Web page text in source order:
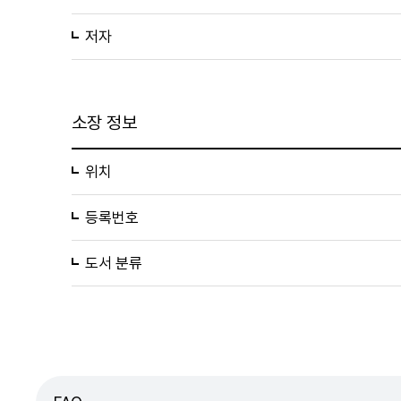
저자
소장 정보
위치
등록번호
도서 분류